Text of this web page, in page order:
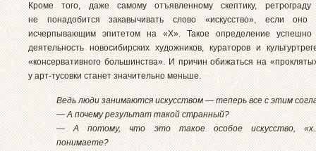
Кроме того, даже самому отъявленному скептику,
не понадобится закавычивать слово «искусство», если оно
исчерпывающим эпитетом на «Х». Такое определение успешно
деятельность новосибирских художников, кураторов и
«консервативного большинства». И причин обижаться на
у арт-тусовки станет значительно меньше.
Ведь люди занимаются искусством — теперь все с этим
— А почему результат такой странный?
— А потому, что это такое особое искусство,
понимаете?